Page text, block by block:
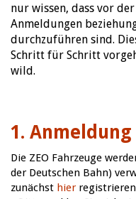
nur wissen, dass vor
Anmeldungen
durchzuführen sind.
Schritt für Schritt
wild.
1.
Die ZEO Fahrzeuge
der Deutschen Bahn)
zunächst hier